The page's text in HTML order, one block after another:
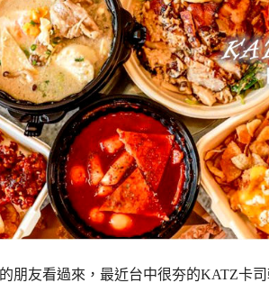
朋友看過來，最近台中很夯的KATZ卡